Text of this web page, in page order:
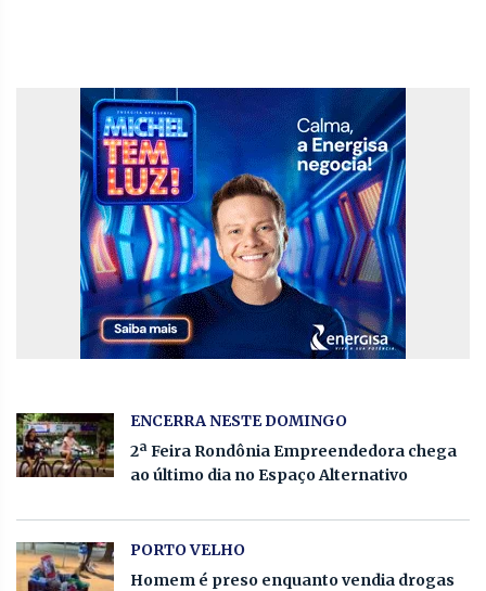
ENCERRA NESTE DOMINGO
2ª Feira Rondônia Empreendedora chega
ao último dia no Espaço Alternativo
PORTO VELHO
Homem é preso enquanto vendia drogas